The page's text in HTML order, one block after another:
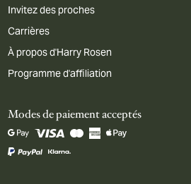
Invitez des proches
Carrières
À propos d'Harry Rosen
Programme d'affiliation
Modes de paiement acceptés